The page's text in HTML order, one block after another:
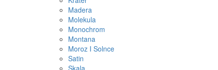
Madera
Molekula
Monochrom
Montana
Moroz I Solnce
Satin